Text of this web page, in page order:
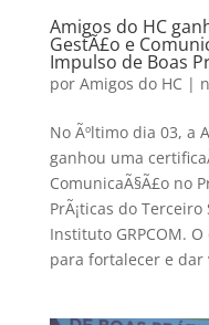
Amigos do HC
GestÃ£o e
Impulso de Boas
por Amigos do HC |
No Ãºltimo dia 03, a
ganhou uma
ComunicaÃ§Ã£o no
PrÃ¡ticas do
Instituto GRPCOM.
para fortalecer e dar